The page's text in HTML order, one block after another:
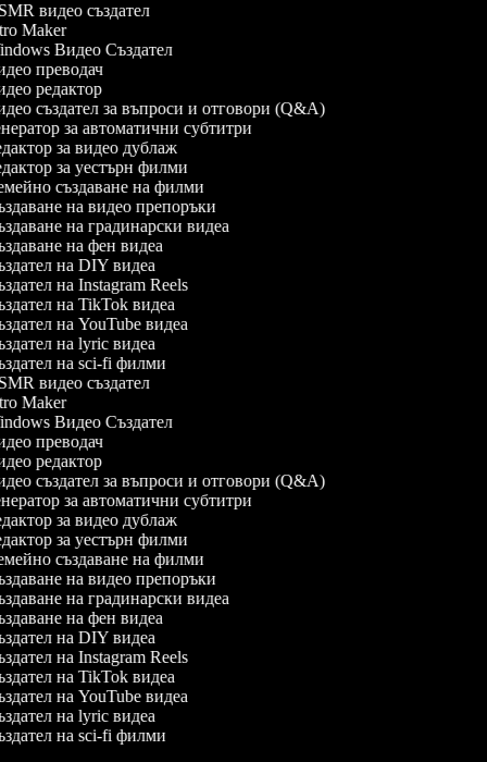
видео създател
Maker
Видео Създател
преводач
редактор
създател за въпроси и отговори (Q&A)
за автоматични субтитри
за видео дублаж
за уестърн филми
създаване на филми
на видео препоръки
на градинарски видеа
на фен видеа
на DIY видеа
на Instagram Reels
на TikTok видеа
на YouTube видеа
на lyric видеа
на sci-fi филми
видео създател
Maker
Видео Създател
преводач
редактор
създател за въпроси и отговори (Q&A)
за автоматични субтитри
за видео дублаж
за уестърн филми
създаване на филми
на видео препоръки
на градинарски видеа
на фен видеа
на DIY видеа
на Instagram Reels
на TikTok видеа
на YouTube видеа
на lyric видеа
на sci-fi филми